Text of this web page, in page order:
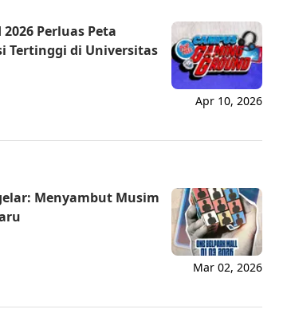
Perluas Peta
Tertinggi di Universitas
Apr 10, 2026
Menyambut Musim
Mar 02, 2026